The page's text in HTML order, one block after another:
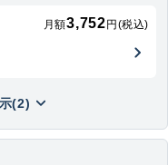
月額3,752 円(税込)
(2)